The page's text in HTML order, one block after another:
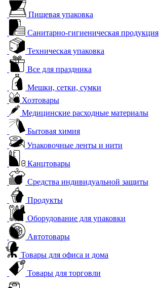
Пищевая упаковка
Санитарно-гигиеническая продукция
Техническая упаковка
Все для праздника
Мешки, сетки, сумки
Хозтовары
Медицинские расходные материалы
Бытовая химия
Упаковочные ленты и нити
Канцтовары
Средства индивидуальной защиты
Продукты
Оборудование для упаковки
Автотовары
Товары для офиса и дома
Товары для торговли